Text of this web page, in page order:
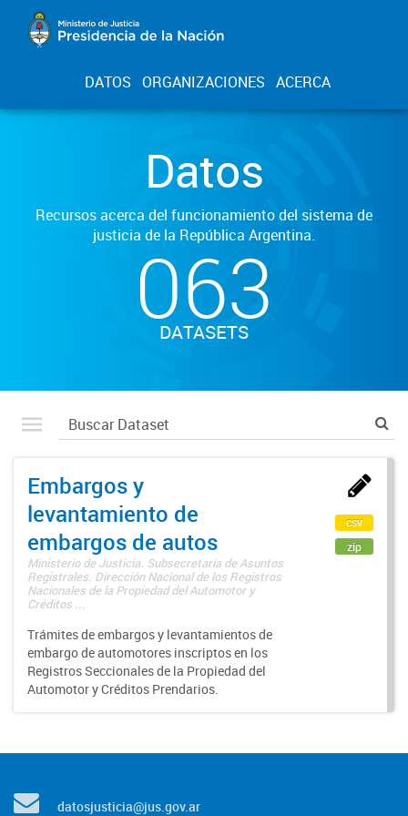
DATOS ORGANIZACIONES ACERCA
Datos
Recursos acerca del funcionamiento del sistema de
justicia de la República Argentina.
063
DATASETS
Embargos y
levantamiento de
embargos de autos
Ministerio de Justicia. Subsecretaría de Asuntos
Registrales. Dirección Nacional de los Registros
Nacionales de la Propiedad del Automotor y
Créditos ...
Trámites de embargos y levantamientos de
embargo de automotores inscriptos en los
Registros Seccionales de la Propiedad del
Automotor y Créditos Prendarios.
csv
zip
datosjusticia@jus.gov.ar